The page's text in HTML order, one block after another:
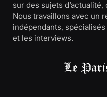
sur des sujets
Nous travaillons avec un
indépendants, spécialisés
et les interviews.